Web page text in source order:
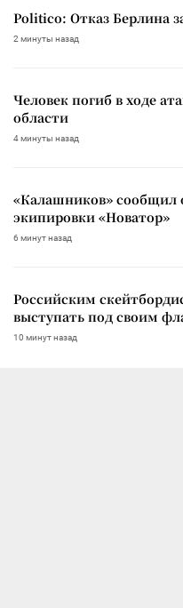
Politico: Отказ Берлина
2 минуты назад
Человек погиб в ходе
области
4 минуты назад
«Калашников» сообщил
экипировки «Новатор»
6 минут назад
Российским
выступать под своим
10 минут назад